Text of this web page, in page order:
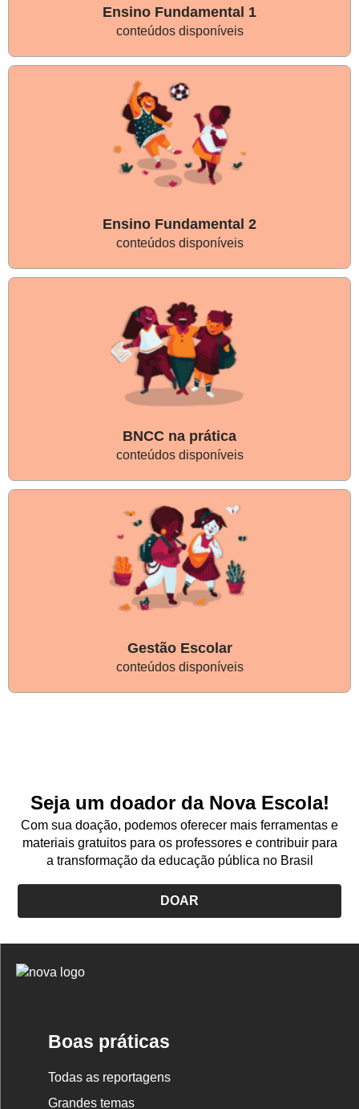
Ensino Fundamental 1
conteúdos disponíveis
Ensino Fundamental 2
conteúdos disponíveis
BNCC na prática
conteúdos disponíveis
Gestão Escolar
conteúdos disponíveis
Seja um doador da Nova Escola!
Com sua doação, podemos oferecer mais ferramentas e
materiais gratuitos para os professores e contribuir para
a transformação da educação pública no Brasil
DOAR
Logo
Boas práticas
Todas as reportagens
Grandes temas